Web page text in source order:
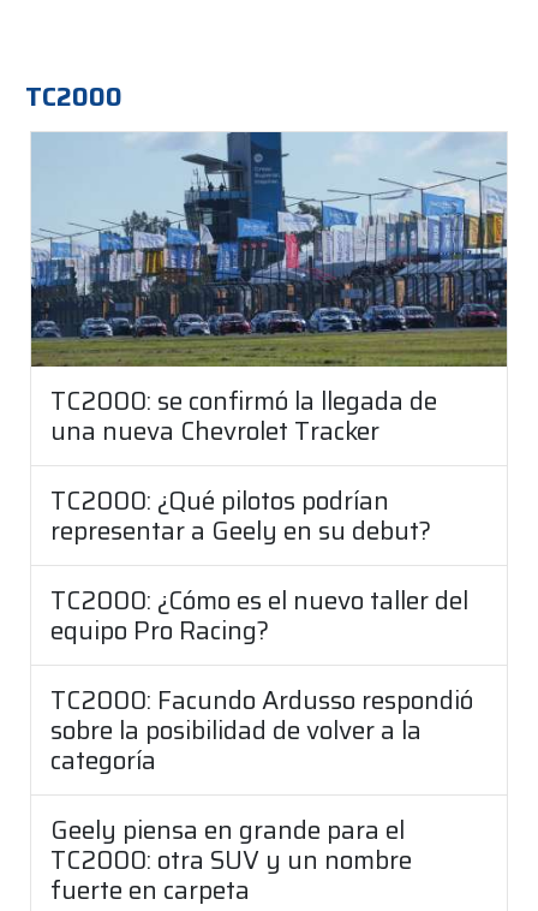
TC2000
TC2000: se confirmó la llegada de
una nueva Chevrolet Tracker
TC2000: ¿Qué pilotos podrían
representar a Geely en su debut?
TC2000: ¿Cómo es el nuevo taller del
equipo Pro Racing?
TC2000: Facundo Ardusso respondió
sobre la posibilidad de volver a la
categoría
Geely piensa en grande para el
TC2000: otra SUV y un nombre
fuerte en carpeta